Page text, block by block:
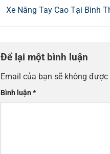
Xe Nâng Tay Cao Tại Bình
Để lại một bình luận
Email của bạn sẽ không
Bình luận*